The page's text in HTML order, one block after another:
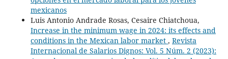
mexicanos
Luis Antonio Andrade Rosas, Cesaire Chiatchoua,
Increase in the minimum wage in 2024: its effects and
conditions in the Mexican labor market , Revista
Internacional de Salarios Dignos: Vol. 5 Núm. 2 (2023):